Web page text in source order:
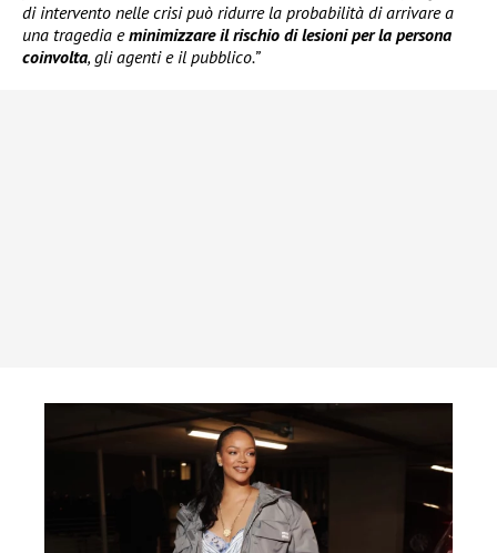
di intervento nelle crisi può ridurre la probabilità di arrivare a
una tragedia eminimizzare il rischio di lesioni per la persona
coinvolta, gli agenti e il pubblico.”